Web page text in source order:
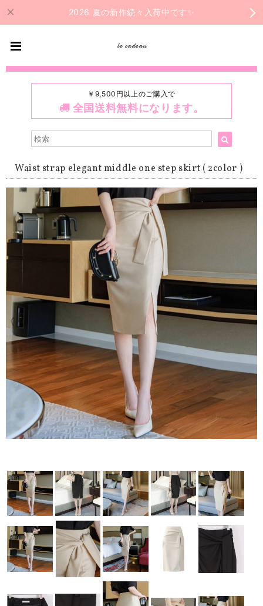
2026 夏の新作続々入荷中です✨
le cadeau
￥9,500円以上のご購入で
全国送料無料になります。
Waist strap elegant middle one step skirt ( 2color )